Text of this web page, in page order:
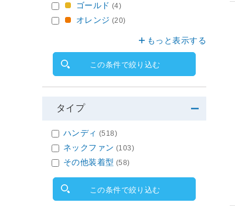
ゴールド (4)
オレンジ (20)
もっと表示する
この条件で絞り込む
タイプ
ハンディ (518)
ネックファン (103)
その他装着型 (58)
この条件で絞り込む